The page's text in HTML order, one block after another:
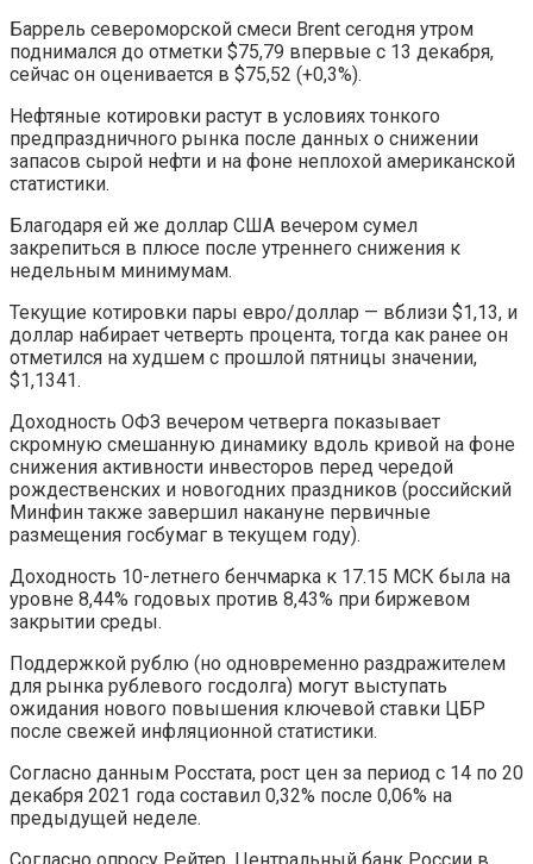
Баррель североморской смеси Brent сегодня утром
поднимался до отметки $75,79 впервые с 13 декабря,
сейчас он оценивается в $75,52 (+0,3%).
Нефтяные котировки растут в условиях тонкого
предпраздничного рынка после данных о снижении
запасов сырой нефти и на фоне неплохой американской
статистики.
Благодаря ей же доллар США вечером сумел
закрепиться в плюсе после утреннего снижения к
недельным минимумам.
Текущие котировки пары евро/доллар — вблизи $1,13, и
доллар набирает четверть процента, тогда как ранее он
отметился на худшем с прошлой пятницы значении,
$1,1341.
Доходность ОФЗ вечером четверга показывает
скромную смешанную динамику вдоль кривой на фоне
снижения активности инвесторов перед чередой
рождественских и новогодних праздников (российский
Минфин также завершил накануне первичные
размещения госбумаг в текущем году).
Доходность 10-летнего бенчмарка к 17.15 МСК была на
уровне 8,44% годовых против 8,43% при биржевом
закрытии среды.
Поддержкой рублю (но одновременно раздражителем
для рынка рублевого госдолга) могут выступать
ожидания нового повышения ключевой ставки ЦБР
после свежей инфляционной статистики.
Согласно данным Росстата, рост цен за период с 14 по 20
декабря 2021 года составил 0,32% после 0,06% на
предыдущей неделе.